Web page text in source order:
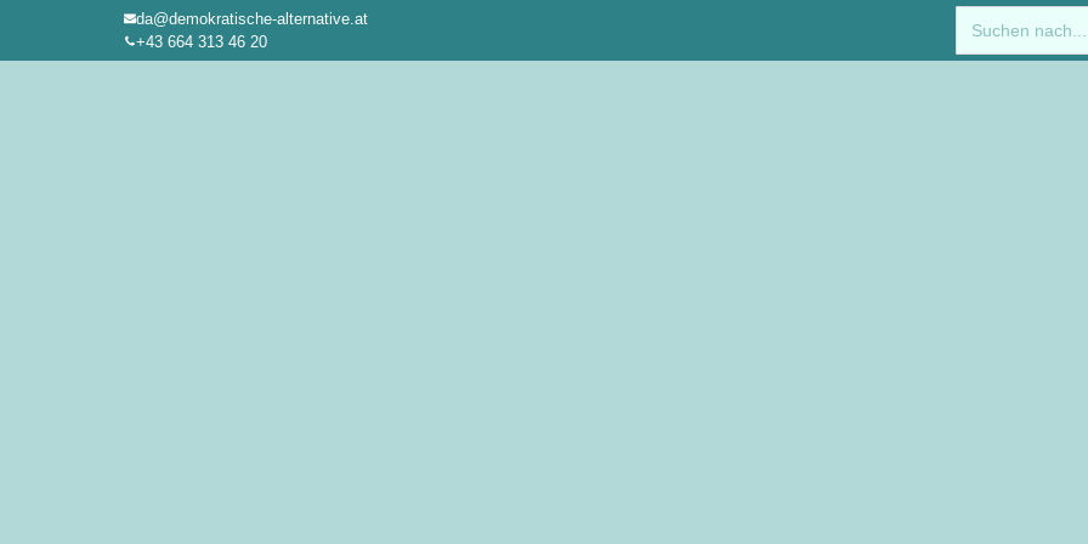
da@demokratische-alternative.at
+43 664 313 46 20